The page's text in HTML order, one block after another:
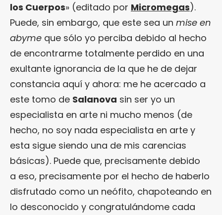
los Cuerpos» (editado por Micromegas).
Puede, sin embargo, que este sea un mise en
abyme que sólo yo perciba debido al hecho
de encontrarme totalmente perdido en una
exultante ignorancia de la que he de dejar
constancia aquí y ahora: me he acercado a
este tomo de Salanova sin ser yo un
especialista en arte ni mucho menos (de
hecho, no soy nada especialista en arte y
esta sigue siendo una de mis carencias
básicas). Puede que, precisamente debido
a eso, precisamente por el hecho de haberlo
disfrutado como un neófito, chapoteando en
lo desconocido y congratulándome cada